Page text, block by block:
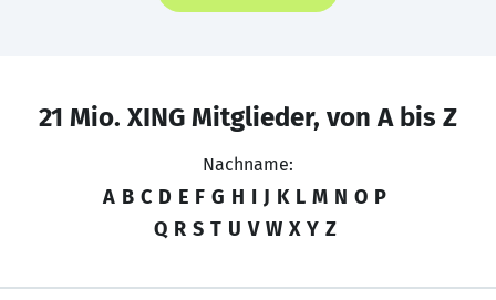
21 Mio. XING Mitglieder, von A bis Z
Nachname:
A B C D E F G H I J K L M N O P
Q R S T U V W X Y Z